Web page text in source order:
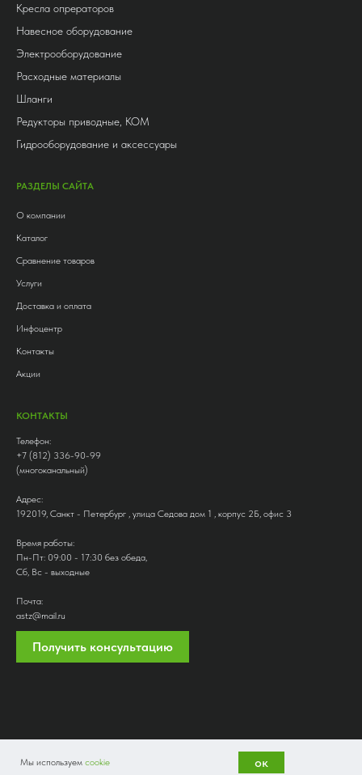
Мы используем cookie ок
Кресла опрераторов
Навесное оборудование
Электрооборудование
Расходные материалы
Шланги
Редукторы приводные, КОМ
Гидрооборудование и аксессуары
РАЗДЕЛЫ САЙТА
О компании
Каталог
Сравнение товаров
Услуги
Доставка и оплата
Инфоцентр
Контакты
Акции
КОНТАКТЫ
Телефон:
+7 (812) 336-90-99
(многоканальный)
Адрес:
192019, Санкт - Петербург , улица Седова дом 1 , корпус 2Б, офис 3
Время работы:
Пн-Пт: 09:00 - 17:30 без обеда,
Сб, Вс - выходные
Почта:
astz@mail.ru
Получить консультацию